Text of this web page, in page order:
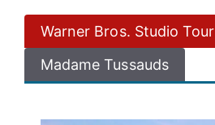
Warner Bros. Studio Tour
Madame Tussauds